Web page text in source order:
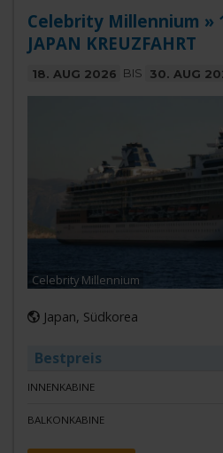
Celebrity Millennium »
JAPAN KREUZFAHRT
18. AUG 2026 BIS 30. AUG
Celebrity Millennium
Japan, Südkorea
Bestpreis
INNENKABINE
BALKONKABINE